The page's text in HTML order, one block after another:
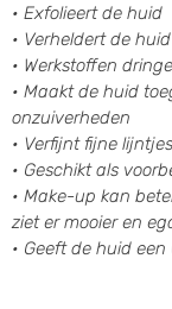
• Exfolieert de huid
• Verheldert de
• Werkstoffen
• Maakt de huid
onzuiverheden
• Verfijnt fijne
• Geschikt als v
• Make-up kan
ziet er mooier en
• Geeft de huid een